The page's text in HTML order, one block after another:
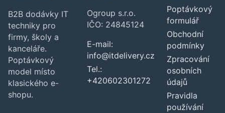
B2B dodávky IT
techniky pro
firmy, školy a
kanceláře.
Poptávkový
model místo
klasického e-
shopu.
Ogroup s.r.o.
IČO: 24845124
E-mail:
info@itdelivery.cz
Tel.:
+420602301272
Poptávkový
formulář
Obchodní
podmínky
Zpracování
osobních
údajů
Pravidla
používání